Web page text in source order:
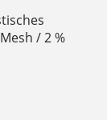
/ 2 %